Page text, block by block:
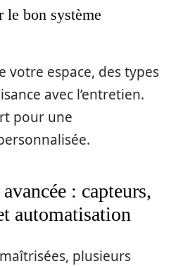
le bon système
votre espace, des types
avec l’entretien.
pour une
: capteurs,
automatisation
plusieurs